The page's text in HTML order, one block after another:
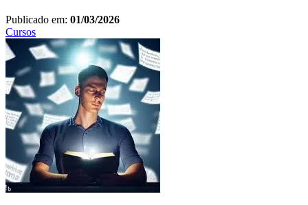
Publicado em: 01/03/2026
Cursos